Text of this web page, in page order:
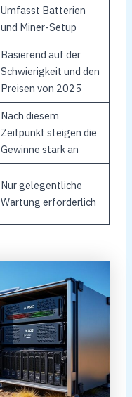
Umfasst Batterien
und Miner-Setup
Basierend auf der
Schwierigkeit und den
Preisen von 2025
Nach diesem
Zeitpunkt steigen die
Gewinne stark an
Nur gelegentliche
Wartung erforderlich